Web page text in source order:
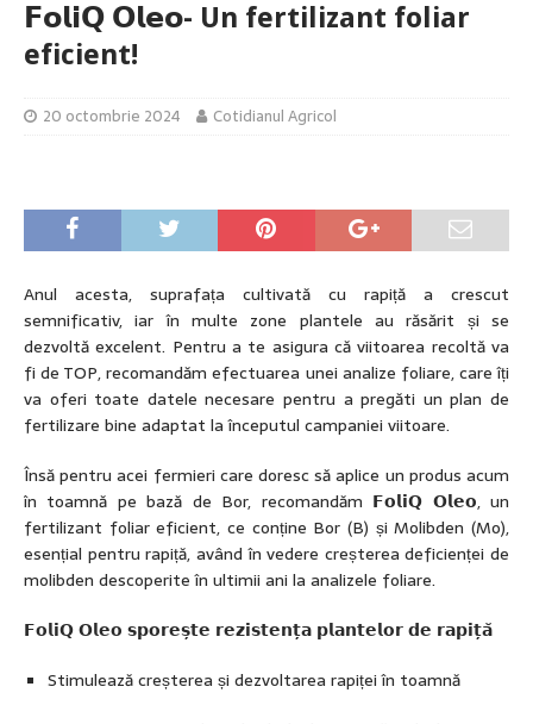
𝗙𝗼𝗹𝗶𝗤 𝗢𝗹𝗲𝗼- Un fertilizant foliar
eficient!
20 octombrie 2024 Cotidianul Agricol
Anul acesta, suprafața cultivată cu rapiță a crescut
semnificativ, iar în multe zone plantele au răsărit și se
dezvoltă excelent. Pentru a te asigura că viitoarea recoltă va
fi de TOP, recomandăm efectuarea unei analize foliare, care îți
va oferi toate datele necesare pentru a pregăti un plan de
fertilizare bine adaptat la începutul campaniei viitoare.
Însă pentru acei fermieri care doresc să aplice un produs acum
în toamnă pe bază de Bor, recomandăm 𝗙𝗼𝗹𝗶𝗤 𝗢𝗹𝗲𝗼, un
fertilizant foliar eficient, ce conține Bor (B) și Molibden (Mo),
esențial pentru rapiță, având în vedere creșterea deficienței de
molibden descoperite în ultimii ani la analizele foliare.
𝗙𝗼𝗹𝗶𝗤 𝗢𝗹𝗲𝗼 𝘀𝗽𝗼𝗿𝗲𝘀̦𝘁𝗲 𝗿𝗲𝘇𝗶𝘀𝘁𝗲𝗻𝘁̦𝗮 𝗽𝗹𝗮𝗻𝘁𝗲𝗹𝗼𝗿 𝗱𝗲 𝗿𝗮𝗽𝗶𝘁̦𝗮̆
Stimulează creșterea și dezvoltarea rapiței în toamnă